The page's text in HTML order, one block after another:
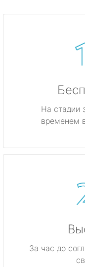
На стадии
временем
За час до